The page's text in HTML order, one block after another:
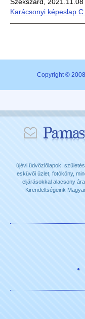
Karácsonyi képeslap C
Copyright ©
újévi üdvözlőlapok,
esküvői üzlet, fotóköny,
eljárásokkal alacsony
Kirendeltségeink